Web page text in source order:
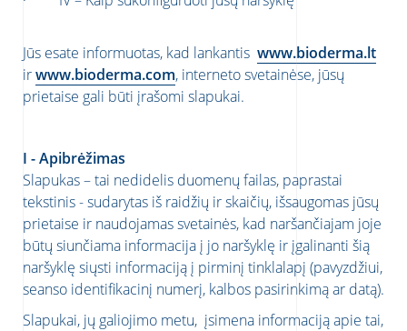
Jūs esate informuotas, kad lankantis www.bioderma.lt
irwww.bioderma.com, interneto svetainėse, jūsų
prietaise gali būti įrašomi slapukai.
I - Apibrėžimas
Slapukas – tai nedidelis duomenų failas, paprastai
tekstinis - sudarytas iš raidžių ir skaičių, išsaugomas jūsų
prietaise ir naudojamas svetainės, kad naršančiajam joje
būtų siunčiama informacija į jo naršyklę ir įgalinanti šią
naršyklę siųsti informaciją į pirminį tinklalapį (pavyzdžiui,
seanso identifikacinį numerį, kalbos pasirinkimą ar datą).
Slapukai, jų galiojimo metu, įsimena informaciją apie tai,